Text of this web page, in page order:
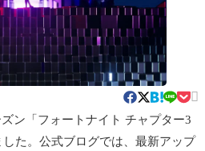

ン「フォートナイト チャプター3
た。公式ブログでは、最新アップ